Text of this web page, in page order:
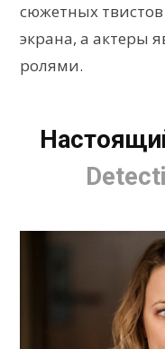
сюжетных
экрана, а актеры
ролями.